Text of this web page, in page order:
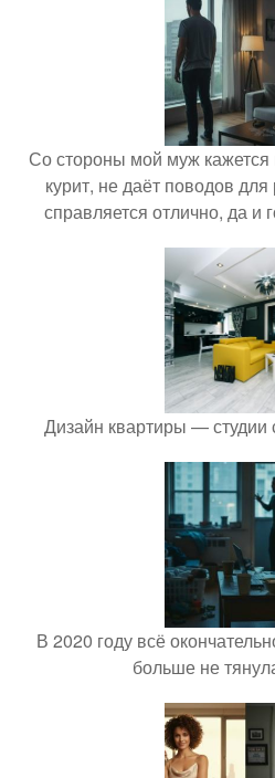
Со стороны мой муж
курит, не даёт поводов
справляется отлично, да и
Дизайн квартиры —
В 2020 году всё
больше не